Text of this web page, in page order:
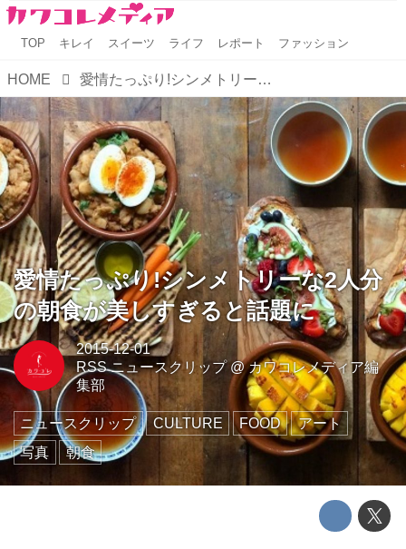
TOP キレイ スイーツ ライフ レポート ファッション
HOME 愛情たっぷり!シンメトリーな2人分の朝食が美しすぎると話題に
愛情たっぷり!シンメトリーな2人分
の朝食が美しすぎると話題に
2015-12-01
RSS ニュースクリップ@カワコレメディア編
集部
ニュースクリップ CULTURE FOOD
アート
写真
朝食